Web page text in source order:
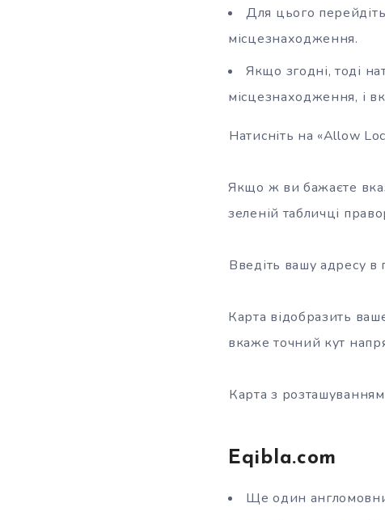
Для цього
місцезнаходження.
Якщо згодні, тоді
місцезнаходження, і
Натисніть на «Allow
Якщо ж ви бажаєте
зеленій табличці
Введіть вашу адресу в
Карта відобразить
вкаже точний кут
Карта з
Eqibla.com
Ще один